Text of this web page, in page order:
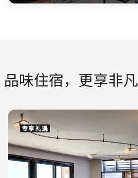
品味住宿，更享非凡
专享礼遇